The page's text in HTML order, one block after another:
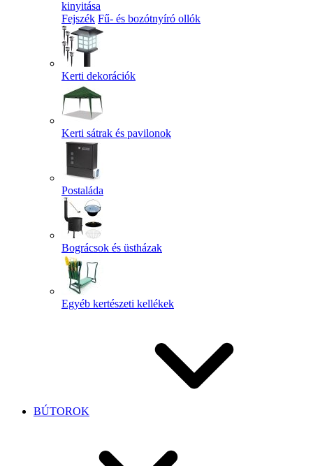
kinyitása
Fejszék Fű- és bozótnyíró ollók
Kerti dekorációk
Kerti sátrak és pavilonok
Postaláda
Bográcsok és üstházak
Egyéb kertészeti kellékek
BÚTOROK